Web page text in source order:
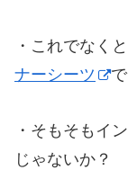
・これでなく
ナーシーツ
・そもそもイ
じゃないか？